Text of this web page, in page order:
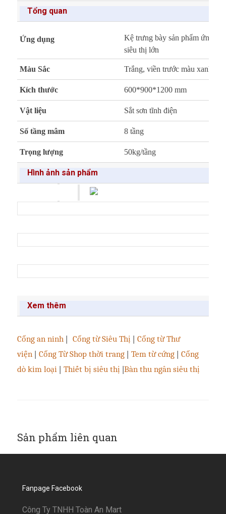
Tổng quan
Ứng dụng
Kệ trưng bày sản phẩm ứng
siêu thị lớn
Màu Sắc Trắng, viền trước màu xanh
Kích thước 600*900*1200 mm
Vật liệu Sắt sơn tĩnh điện
Số tầng mâm 8 tầng
Trọng lượng 50kg/tầng
Hình ảnh sản phẩm
Xem thêm
Cổng an ninh | Cổng từ Siêu Thị | Cổng từ Thư
viện | Cổng Từ Shop thời trang | Tem từ cứng | Cổng
dò kim loại | Thiết bị siêu thị |Bàn thu ngân siêu thị
Sản phẩm liên quan
Fanpage Facebook
Công Ty TNHH Toàn An Mart